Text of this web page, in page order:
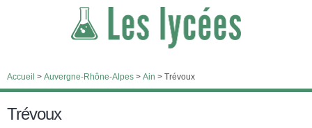
Accueil > Auvergne-Rhône-Alpes > Ain > Trévoux
Trévoux